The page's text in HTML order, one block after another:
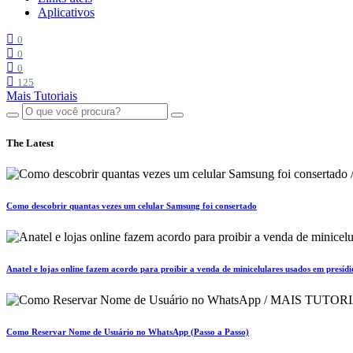
Aplicativos
0
0
0
125
Mais Tutoriais
The Latest
Como descobrir quantas vezes um celular Samsung foi consertado
Anatel e lojas online fazem acordo para proibir a venda de minicelulares usados em
Como Reservar Nome de Usuário no WhatsApp (Passo a Passo)